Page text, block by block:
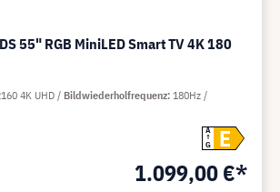
55" RGB MiniLED Smart TV 4K 180
A
G
E
1.099,00 €*
4K UHD Bildwiederholfrequenz 180Hz